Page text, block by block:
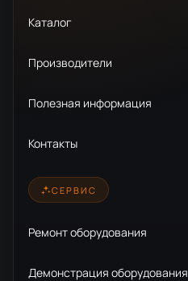
Каталог
Производители
Полезная информация
Контакты
СЕРВИС
Ремонт оборудования
Демонстрация оборудования